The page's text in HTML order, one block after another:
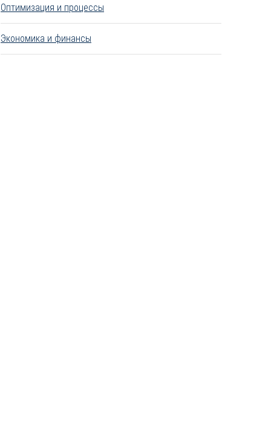
Оптимизация и процессы
Экономика и финансы